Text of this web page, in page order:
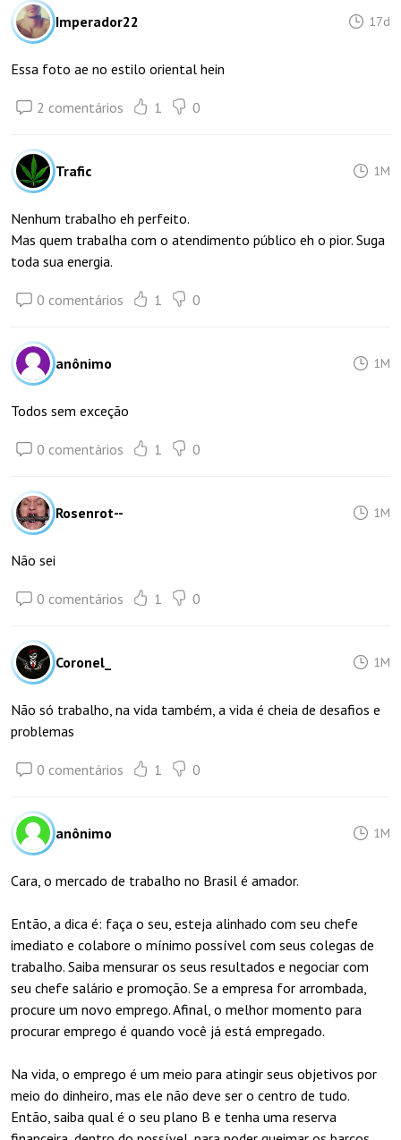
Imperador22 17d
Essa foto ae no estilo oriental hein
2 comentários 1 0
Trafic 1M
Nenhum trabalho eh perfeito.
Mas quem trabalha com o atendimento público eh o pior. Suga
toda sua energia.
0 comentários 1 0
anônimo 1M
Todos sem exceção
0 comentários 1 0
Rosenrot-- 1M
Não sei
0 comentários 1 0
Coronel_ 1M
Não só trabalho, na vida também, a vida é cheia de desafios e
problemas
0 comentários 1 0
anônimo 1M
Cara, o mercado de trabalho no Brasil é amador.
Então, a dica é: faça o seu, esteja alinhado com seu chefe
imediato e colabore o mínimo possível com seus colegas de
trabalho. Saiba mensurar os seus resultados e negociar com
seu chefe salário e promoção. Se a empresa for arrombada,
procure um novo emprego. Afinal, o melhor momento para
procurar emprego é quando você já está empregado.
Na vida, o emprego é um meio para atingir seus objetivos por
meio do dinheiro, mas ele não deve ser o centro de tudo.
Então, saiba qual é o seu plano B e tenha uma reserva